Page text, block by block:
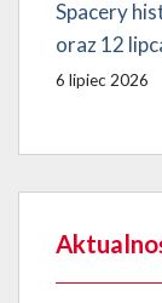
Spacery
oraz 12
6 lipiec 2026